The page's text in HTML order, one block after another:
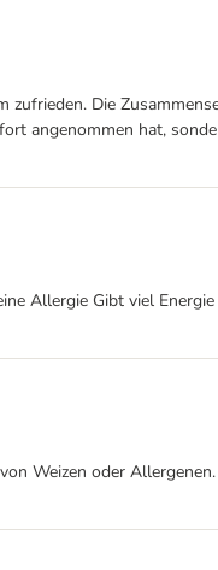
Die
angenommen hat,
Allergie Gibt viel
Weizen oder